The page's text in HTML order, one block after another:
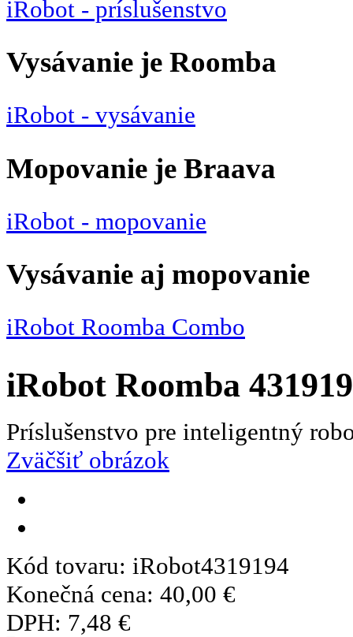
iRobot - príslušenstvo
Vysávanie je Roomba
iRobot - vysávanie
Mopovanie je Braava
iRobot - mopovanie
Vysávanie aj mopovanie
iRobot Roomba Combo
iRobot Roomba
Príslušenstvo pre inteligentný
Zväčšiť obrázok
Kód tovaru: iRobot4319194
Konečná cena: 40,00 €
DPH: 7,48 €